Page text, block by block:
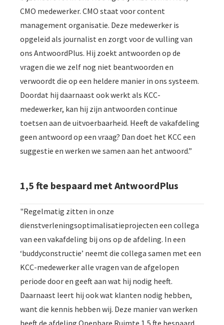
CMO medewerker. CMO staat voor content
management organisatie. Deze medewerker is
opgeleid als journalist en zorgt voor de vulling van
ons AntwoordPlus. Hij zoekt antwoorden op de
vragen die we zelf nog niet beantwoorden en
verwoordt die op een heldere manier in ons systeem.
Doordat hij daarnaast ook werkt als KCC-
medewerker, kan hij zijn antwoorden continue
toetsen aan de uitvoerbaarheid. Heeft de vakafdeling
geen antwoord op een vraag? Dan doet het KCC een
suggestie en werken we samen aan het antwoord.”
1,5 fte bespaard met AntwoordPlus
"Regelmatig zitten in onze
dienstverleningsoptimalisatieprojecten een collega
van een vakafdeling bij ons op de afdeling. In een
‘buddyconstructie’ neemt die collega samen met een
KCC-medewerker alle vragen van de afgelopen
periode door en geeft aan wat hij nodig heeft.
Daarnaast leert hij ook wat klanten nodig hebben,
want die kennis hebben wij. Deze manier van werken
heeft de afdeling Openbare Ruimte 1,5 fte bespaard.